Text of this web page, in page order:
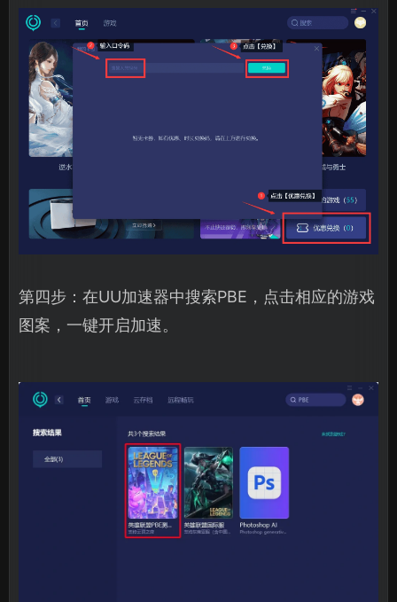
第四步：在UU加速器中搜索PBE，点击相应的游戏
图案，一键开启加速。